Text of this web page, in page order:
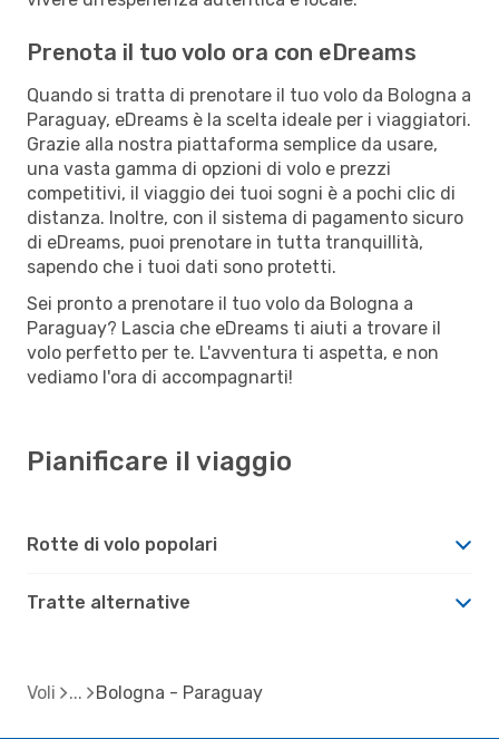
Prenota il tuo volo ora con eDreams
Quando si tratta di prenotare il tuo volo da Bologna a
Paraguay, eDreams è la scelta ideale per i viaggiatori.
Grazie alla nostra piattaforma semplice da usare,
una vasta gamma di opzioni di volo e prezzi
competitivi, il viaggio dei tuoi sogni è a pochi clic di
distanza. Inoltre, con il sistema di pagamento sicuro
di eDreams, puoi prenotare in tutta tranquillità,
sapendo che i tuoi dati sono protetti.
Sei pronto a prenotare il tuo volo da Bologna a
Paraguay? Lascia che eDreams ti aiuti a trovare il
volo perfetto per te. L'avventura ti aspetta, e non
vediamo l'ora di accompagnarti!
Pianificare il viaggio
Rotte di volo popolari
Tratte alternative
Voli Bologna - Paraguay